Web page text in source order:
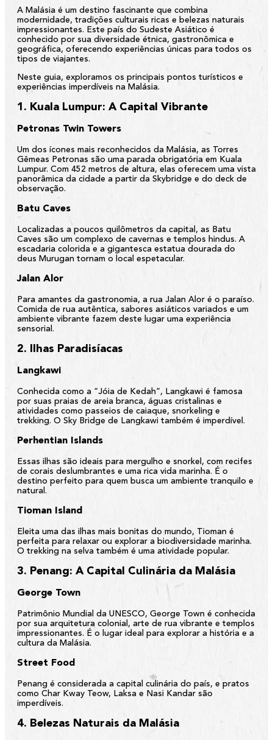
A Malásia é um destino fascinante que combina
modernidade, tradições culturais ricas e belezas naturais
impressionantes. Este país do Sudeste Asiático é
conhecido por sua diversidade étnica, gastronômica e
geográfica, oferecendo experiências únicas para todos os
tipos de viajantes.
Neste guia, exploramos os principais pontos turísticos e
experiências imperdíveis na Malásia.
1. Kuala Lumpur: A Capital Vibrante
Petronas Twin Towers
Um dos ícones mais reconhecidos da Malásia, as Torres
Gêmeas Petronas são uma parada obrigatória em Kuala
Lumpur. Com 452 metros de altura, elas oferecem uma vista
panorâmica da cidade a partir da Skybridge e do deck de
observação.
Batu Caves
Localizadas a poucos quilômetros da capital, as Batu
Caves são um complexo de cavernas e templos hindus. A
escadaria colorida e a gigantesca estatua dourada do
deus Murugan tornam o local espetacular.
Jalan Alor
Para amantes da gastronomia, a rua Jalan Alor é o paraíso.
Comida de rua autêntica, sabores asiáticos variados e um
ambiente vibrante fazem deste lugar uma experiência
sensorial.
2. Ilhas Paradisíacas
Langkawi
Conhecida como a “Jóia de Kedah”, Langkawi é famosa
por suas praias de areia branca, águas cristalinas e
atividades como passeios de caiaque, snorkeling e
trekking. O Sky Bridge de Langkawi também é imperdível.
Perhentian Islands
Essas ilhas são ideais para mergulho e snorkel, com recifes
de corais deslumbrantes e uma rica vida marinha. É o
destino perfeito para quem busca um ambiente tranquilo e
natural.
Tioman Island
Eleita uma das ilhas mais bonitas do mundo, Tioman é
perfeita para relaxar ou explorar a biodiversidade marinha.
O trekking na selva também é uma atividade popular.
3. Penang: A Capital Culinária da Malásia
George Town
Patrimônio Mundial da UNESCO, George Town é conhecida
por sua arquitetura colonial, arte de rua vibrante e templos
impressionantes. É o lugar ideal para explorar a história e a
cultura da Malásia.
Street Food
Penang é considerada a capital culinária do país, e pratos
como Char Kway Teow, Laksa e Nasi Kandar são
imperdíveis.
4. Belezas Naturais da Malásia